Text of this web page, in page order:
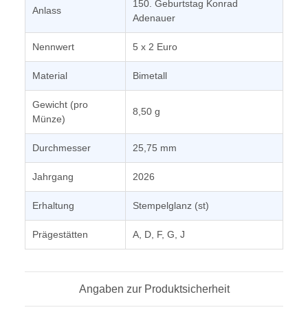
Anlass
150. Geburtstag Konrad
Adenauer
Nennwert 5 x 2 Euro
Material Bimetall
Gewicht (pro
Münze)
8,50 g
Durchmesser 25,75 mm
Jahrgang 2026
Erhaltung Stempelglanz (st)
Prägestätten A, D, F, G, J
Angaben zur Produktsicherheit